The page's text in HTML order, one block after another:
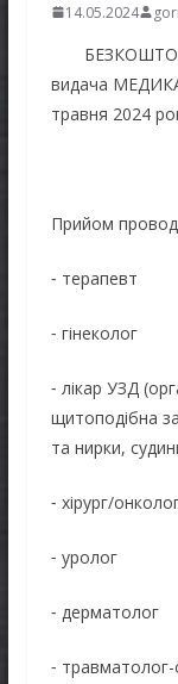
14.05.2024
видача
травня 2024
Прийом
⁃ терапевт
⁃ гінеколог
⁃ лікар УЗД
щитоподібна
та нирки,
⁃ хірург/
⁃ уролог
⁃ дерматолог
⁃